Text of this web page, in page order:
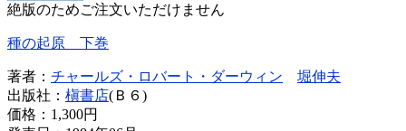
絶版のためご注文いただけません
種の起原 下巻
著者： チャールズ・ロバート・ダーウィン
堀伸夫
出版社： 槇書店(Ｂ６)
価格： 1,300円